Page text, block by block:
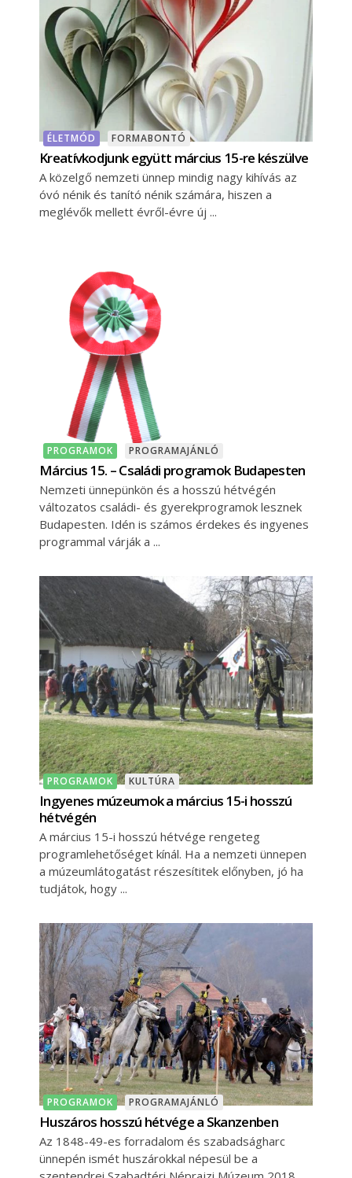
ÉLETMÓD FORMABONTÓ
Kreatívkodjunk együtt március 15-re készülve
A közelgő nemzeti ünnep mindig nagy kihívás az
óvó nénik és tanító nénik számára, hiszen a
meglévők mellett évről-évre új
PROGRAMOK PROGRAMAJÁNLÓ
Március 15. – Családi programok Budapesten
Nemzeti ünnepünkön és a hosszú hétvégén
változatos családi- és gyerekprogramok lesznek
Budapesten. Idén is számos érdekes és ingyenes
programmal várják a
PROGRAMOK KULTÚRA
Ingyenes múzeumok a március 15-i hosszú
hétvégén
A március 15-i hosszú hétvége rengeteg
programlehetőséget kínál. Ha a nemzeti ünnepen
a múzeumlátogatást részesítitek előnyben, jó ha
tudjátok, hogy
PROGRAMOK PROGRAMAJÁNLÓ
Huszáros hosszú hétvége a Skanzenben
Az 1848-49-es forradalom és szabadságharc
ünnepén ismét huszárokkal népesül be a